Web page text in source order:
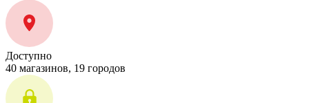
Доступно
40 магазинов, 19 городов